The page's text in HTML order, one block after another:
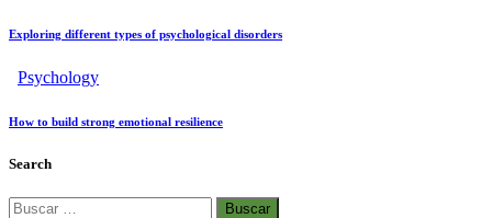
Exploring different types of psychological disorders
Psychology
How to build strong emotional resilience
Search